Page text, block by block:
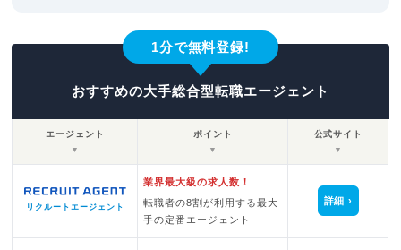
1分で無料登録!
おすすめの大手総合型転職エージェント
エージェント
▼
ポイント
▼
公式サイト
▼
リクルートエージェント
業界最大級の求人数！
転職者の8割が利用する最大
手の定番エージェント
詳細